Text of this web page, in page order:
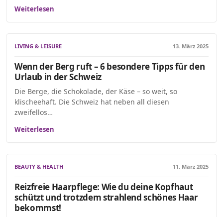
Weiterlesen
LIVING & LEISURE 13. März 2025
Wenn der Berg ruft – 6 besondere Tipps für den
Urlaub in der Schweiz
Die Berge, die Schokolade, der Käse – so weit, so
klischeehaft. Die Schweiz hat neben all diesen
zweifellos…
Weiterlesen
BEAUTY & HEALTH 11. März 2025
Reizfreie Haarpflege: Wie du deine Kopfhaut
schützt und trotzdem strahlend schönes Haar
bekommst!